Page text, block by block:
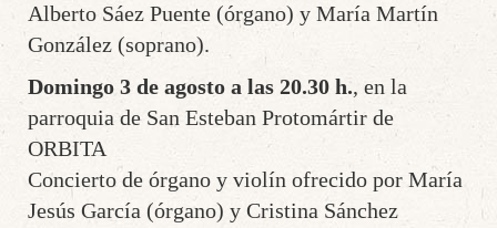
Alberto Sáez Puente (órgano) y María Martín
González (soprano).
Domingo 3 de agosto a las 20.30 h., en la
parroquia de San Esteban Protomártir de
ORBITA
Concierto de órgano y violín ofrecido por María
Jesús García (órgano) y Cristina Sánchez